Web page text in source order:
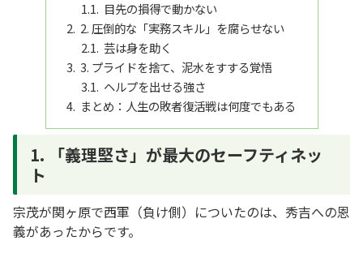
目先の損得で動かない
2. 圧倒的な「実務スキル」を腐らせない
芸は身を助く
3. プライドを捨て、泥水をすする覚悟
ヘルプを出せる強さ
まとめ：人生の敗者復活戦は何度でもある
1. 「義理堅さ」が最大のセーフティネッ
ト
宗茂が関ヶ原で西軍（負け側）についたのは、秀吉への恩
義があったからです。